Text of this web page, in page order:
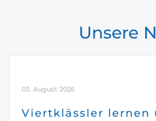
Unsere
03. August 2026
Viertklässler lernen